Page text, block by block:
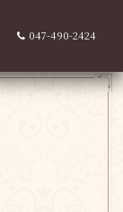
047-490-2424